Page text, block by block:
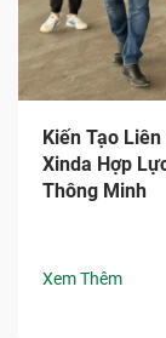
Kiến Tạo
Xinda Hợp
Thông Minh
Xem Thêm